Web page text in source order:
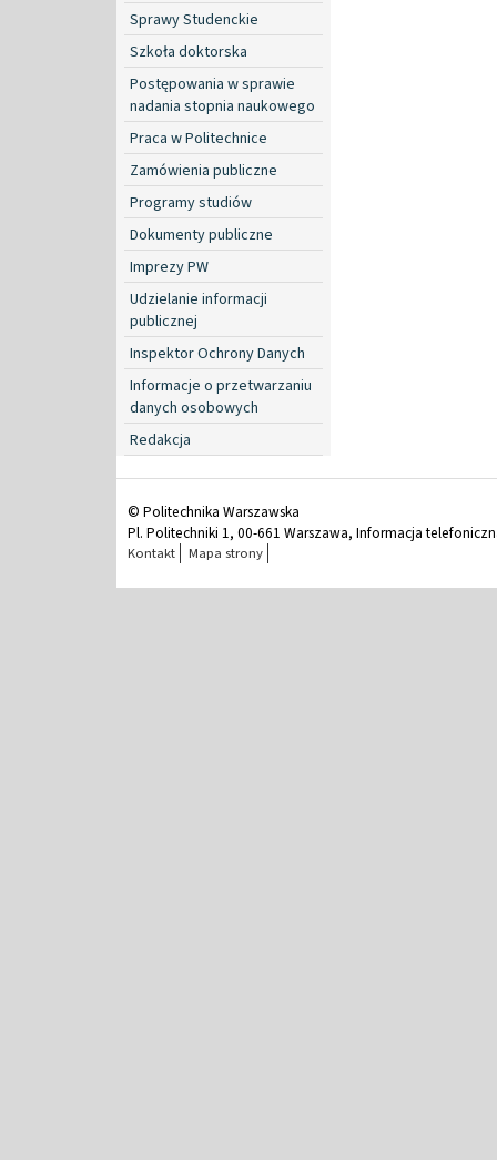
Sprawy Studenckie
Szkoła doktorska
Postępowania w sprawie
nadania stopnia naukowego
Praca w Politechnice
Zamówienia publiczne
Programy studiów
Dokumenty publiczne
Imprezy PW
Udzielanie informacji
publicznej
Inspektor Ochrony Danych
Informacje o przetwarzaniu
danych osobowych
Redakcja
© Politechnika Warszawska
Pl. Politechniki 1, 00-661 Warszawa, Informacja
Kontakt Mapa strony